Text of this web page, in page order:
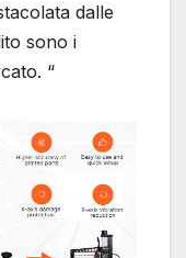
dalle
sono i
“